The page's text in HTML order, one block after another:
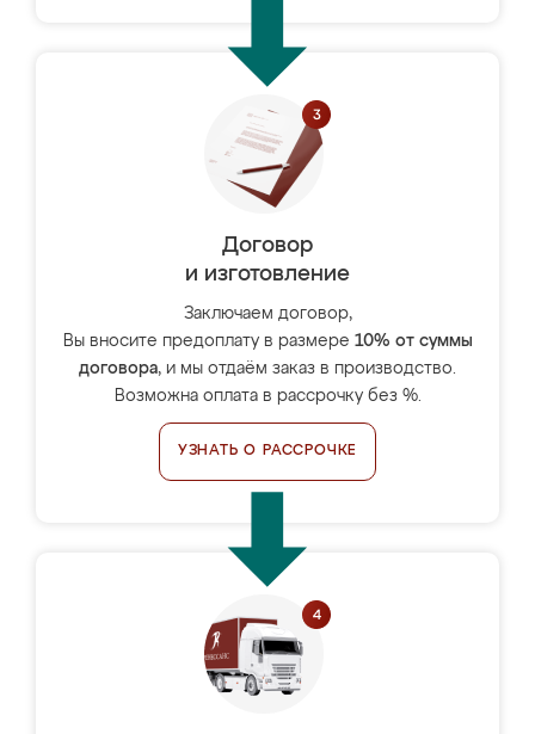
Договор
и изготовление
Заключаем договор,
Вы вносите предоплату в размере 10% от суммы
договора, и мы отдаём заказ в производство.
Возможна оплата в рассрочку без %.
УЗНАТЬ О РАССРОЧКЕ